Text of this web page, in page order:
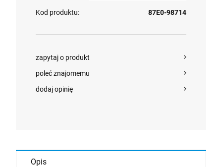
Kod produktu: 87E0-98714
zapytaj o produkt
poleć znajomemu
dodaj opinię
Opis